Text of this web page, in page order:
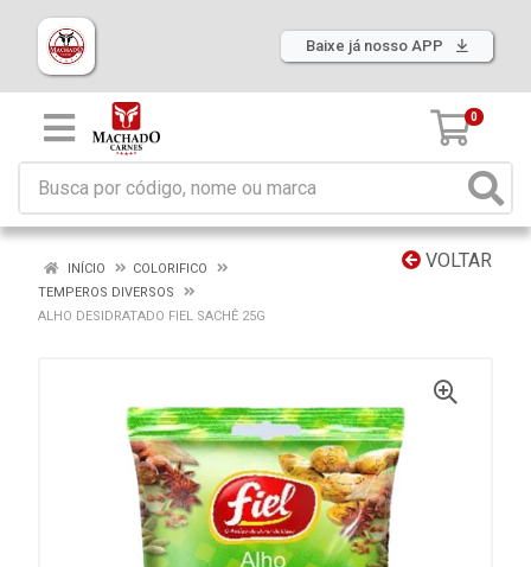
Baixe já nosso APP
0
VOLTAR
INÍCIO
COLORIFICO
TEMPEROS DIVERSOS
ALHO DESIDRATADO FIEL SACHÊ 25G